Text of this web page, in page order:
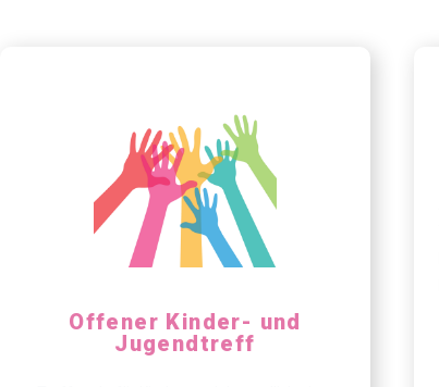
Offener Kinder- und
Jugendtreff